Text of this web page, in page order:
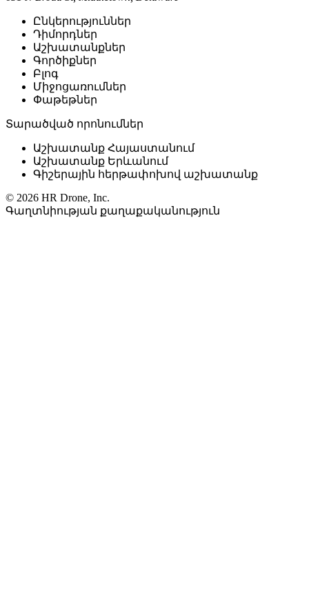
Ընկերություններ
Դիմորդներ
Աշխատանքներ
Գործիքներ
Բլոգ
Միջոցառումներ
Փաթեթներ
Տարածված որոնումներ
Աշխատանք Հայաստանում
Աշխատանք Երևանում
Գիշերային հերթափոխով աշխատանք
© 2026 HR Drone, Inc.
Գաղտնիության քաղաքականություն